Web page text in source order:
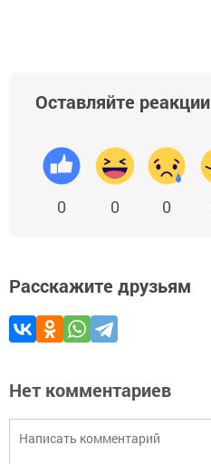
Оставляйте реакции
0 0 0
Расскажите друзьям
Нет комментариев